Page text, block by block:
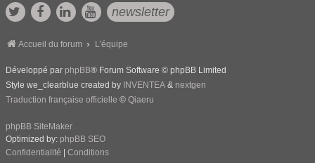
newsletter
Accueil du forum L'équipe
Développé par phpBB® Forum Software © phpBB Limited
Style we_clearblue created by INVENTEA & nextgen
Traduction française officielle © Qiaeru
phpBB SiteMaker
Optimized by: phpBB SEO
Confidentialité
Conditions